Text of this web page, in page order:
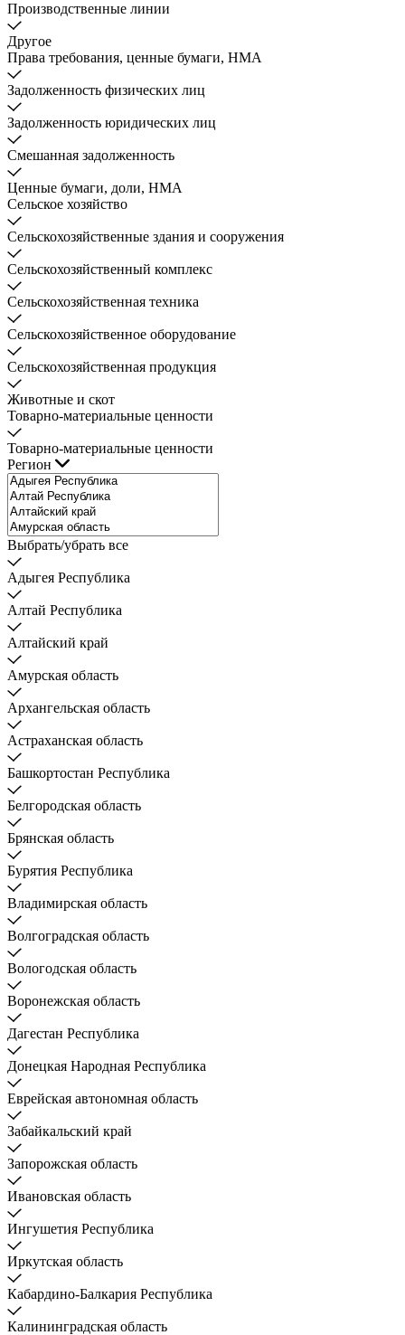
Производственные линии
Другое
Права требования, ценные бумаги, НМА
Задолженность физических лиц
Задолженность юридических лиц
Смешанная задолженность
Ценные бумаги, доли, НМА
Сельское хозяйство
Сельскохозяйственные здания и сооружения
Сельскохозяйственный комплекс
Сельскохозяйственная техника
Сельскохозяйственное оборудование
Сельскохозяйственная продукция
Животные и скот
Товарно-материальные ценности
Товарно-материальные ценности
Регион
Выбрать/убрать все
Адыгея Республика
Алтай Республика
Алтайский край
Амурская область
Архангельская область
Астраханская область
Башкортостан Республика
Белгородская область
Брянская область
Бурятия Республика
Владимирская область
Волгоградская область
Вологодская область
Воронежская область
Дагестан Республика
Донецкая Народная Республика
Еврейская автономная область
Забайкальский край
Запорожская область
Ивановская область
Ингушетия Республика
Иркутская область
Кабардино-Балкария Республика
Калининградская область